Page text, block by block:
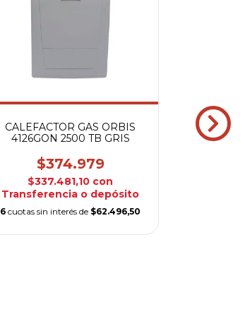
CALEFACTOR GAS ORBIS
4126GON 2500 TB GRIS
$374.979
$337.481,10 con
Transferencia o depósito
6 cuotas sin interés de $62.496,50